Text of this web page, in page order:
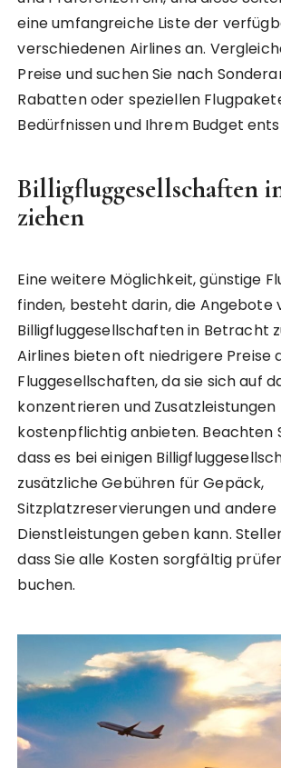
eine umfangreiche Liste der
verschiedenen Airlines an.
Preise und suchen Sie nach
Rabatten oder speziellen
Bedürfnissen und Ihrem Budget
Billigfluggesellschaften
ziehen
Eine weitere Möglichkeit, günstige
finden, besteht darin, die Angebote
Billigfluggesellschaften in Betracht
Airlines bieten oft niedrigere Preise
Fluggesellschaften, da sie sich auf
konzentrieren und Zusatzleistungen
kostenpflichtig anbieten. Beachten
dass es bei einigen
zusätzliche Gebühren für Gepäck,
Sitzplatzreservierungen und andere
Dienstleistungen geben kann.
dass Sie alle Kosten sorgfältig
buchen.